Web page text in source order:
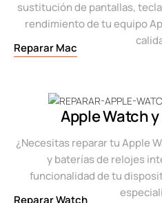
sustitución de pantallas,
rendimiento de tu equipo
Reparar Mac
Apple Watch
¿Necesitas reparar tu Apple
y baterías de relojes
funcionalidad de tu
Reparar Watch